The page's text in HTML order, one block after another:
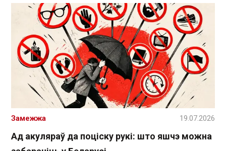
Ад акуляраў да поціску рукі: што яшчэ можна
Замежжа 19.07.2026